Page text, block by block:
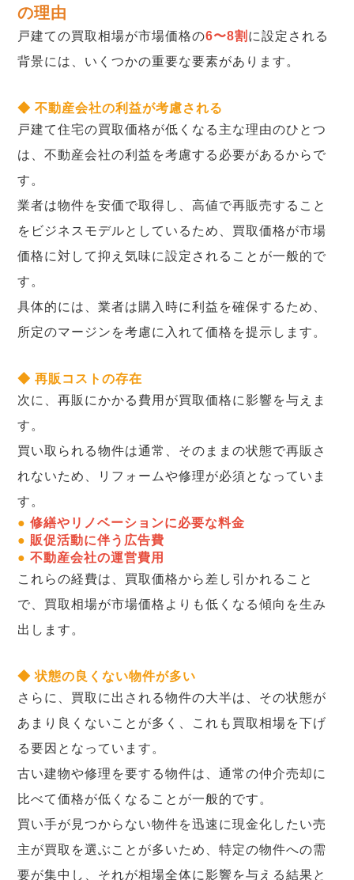
の理由
戸建ての買取相場が市場価格の6〜8割 に設定される
背景には、いくつかの重要な要素があります。
◆ 不動産会社の利益が考慮される
戸建て住宅の買取価格が低くなる主な理由のひとつ
は、不動産会社の利益を考慮する必要があるからで
す。
業者は物件を安価で取得し、高値で再販売すること
をビジネスモデルとしているため、買取価格が市場
価格に対して抑え気味に設定されることが一般的で
す。
具体的には、業者は購入時に利益を確保するため、
所定のマージンを考慮に入れて価格を提示します。
◆ 再販コストの存在
次に、再販にかかる費用が買取価格に影響を与えま
す。
買い取られる物件は通常、そのままの状態で再販さ
れないため、リフォームや修理が必須となっていま
す。
● 修繕やリノベーションに必要な料金
● 販促活動に伴う広告費
● 不動産会社の運営費用
これらの経費は、買取価格から差し引かれること
で、買取相場が市場価格よりも低くなる傾向を生み
出します。
◆ 状態の良くない物件が多い
さらに、買取に出される物件の大半は、その状態が
あまり良くないことが多く、これも買取相場を下げ
る要因となっています。
古い建物や修理を要する物件は、通常の仲介売却に
比べて価格が低くなることが一般的です。
買い手が見つからない物件を迅速に現金化したい売
主が買取を選ぶことが多いため、特定の物件への需
要が集中し、それが相場全体に影響を与える結果と